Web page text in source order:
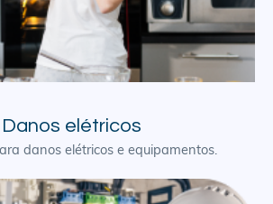
Danos elétricos
danos elétricos e equipamentos.